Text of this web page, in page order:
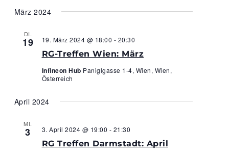
März 2024
DI.
19
RG-Treffen Wien: März
19. März 2024 @ 18:00 - 20:30
Infineon Hub Paniglgasse 1-4, Wien, Wien,
Österreich
April 2024
MI.
3
RG Treffen Darmstadt: April
3. April 2024 @ 19:00 - 21:30